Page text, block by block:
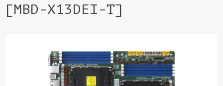
[MBD-X13DEI-T]